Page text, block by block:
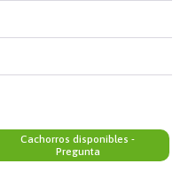
Cachorros disponibles -
Pregunta